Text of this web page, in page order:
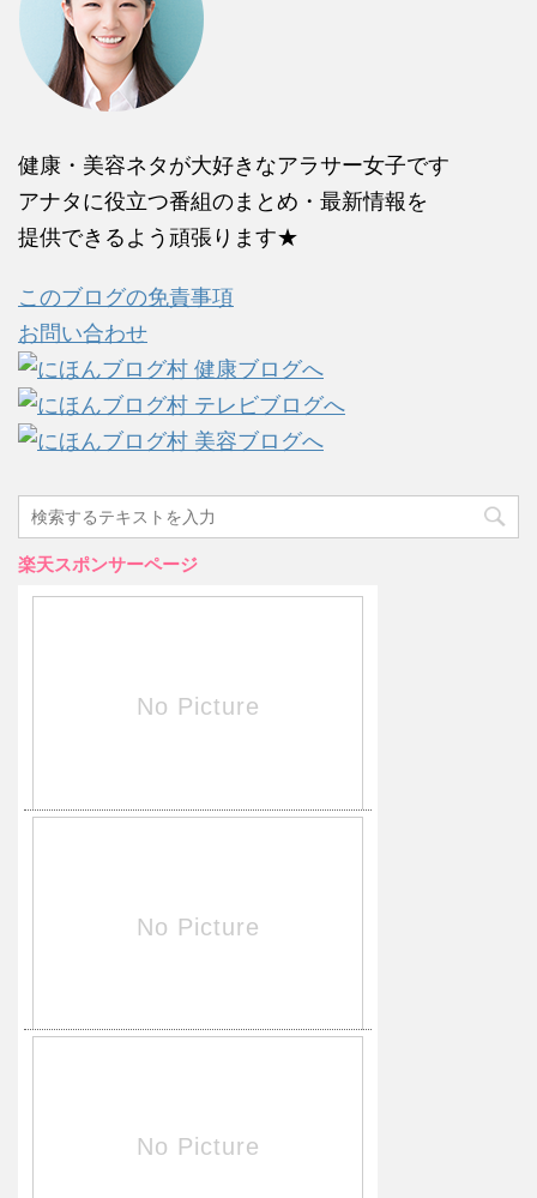
健康・美容ネタが大好きなアラサー女子です
アナタに役立つ番組のまとめ・最新情報を
提供できるよう頑張ります★
このブログの免責事項
お問い合わせ
楽天スポンサーページ